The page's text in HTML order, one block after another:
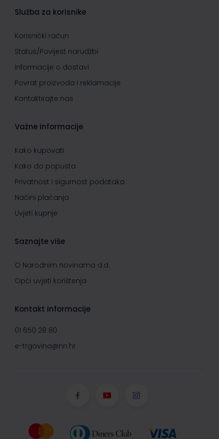
Služba za korisnike
Korisnički račun
Status/Povijest narudžbi
Informacije o dostavi
Povrat proizvoda i reklamacije
Kontaktirajte nas
Važne informacije
Kako kupovati
Kako do popusta
Privatnost i sigurnost podataka
Načini plaćanja
Uvjeti kupnje
Saznajte više
O Narodnim novinama d.d.
Opći uvjeti korištenja
Kontakt informacije
01 650 28 80
e-trgovina@nn.hr